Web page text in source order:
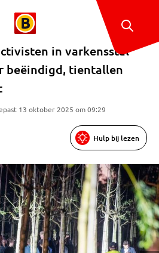
in varkensstal
beëindigd, tientallen
13 oktober 2025 om 09:29
Hulp bij lezen